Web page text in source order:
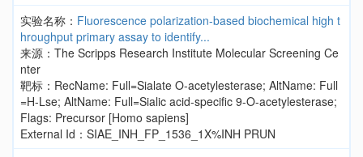
实验名称： Fluorescence polarization-based biochemical high t
hroughput primary assay to identify...
来源：The Scripps Research Institute Molecular Screening Ce
nter
靶标：RecName: Full=Sialate O-acetylesterase; AltName: Full
=H-Lse; AltName: Full=Sialic acid-specific 9-O-acetylesterase;
Flags: Precursor [Homo sapiens]
External Id：SIAE_INH_FP_1536_1X%INH PRUN